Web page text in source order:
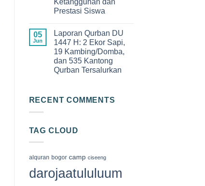
Membangun
Generasi
Qur’an
Ketangguhan dan
Prestasi Siswa
SIT
Darojaatul
‘Uluum
Gelar
On
Graduation
Merayakan
Ketangguhan
05
Jun
Laporan Qurban DU
1447 H: 2 Ekor Sapi,
19 Kambing/Domba,
dan 535 Kantong
Qurban Tersalurkan
Laporan
2
Kambing/Domba,
dan
535
Kantong
Qurban
RECENT COMMENTS
TAG CLOUD
alquran bogor camp ciseeng
darojaatululuum